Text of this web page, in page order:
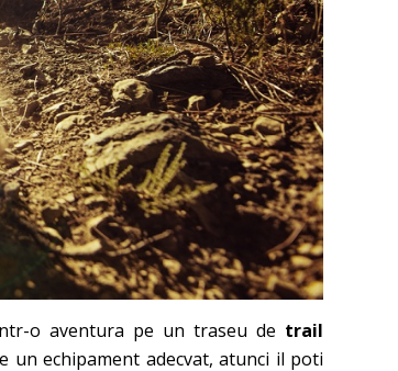
o aventura pe un traseu de trail
un echipament adecvat, atunci il poti